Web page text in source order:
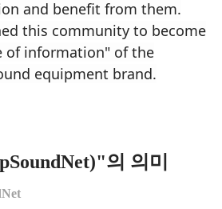
and benefit from them.
this community to become
of information" of the
equipment brand.
)"의 의미